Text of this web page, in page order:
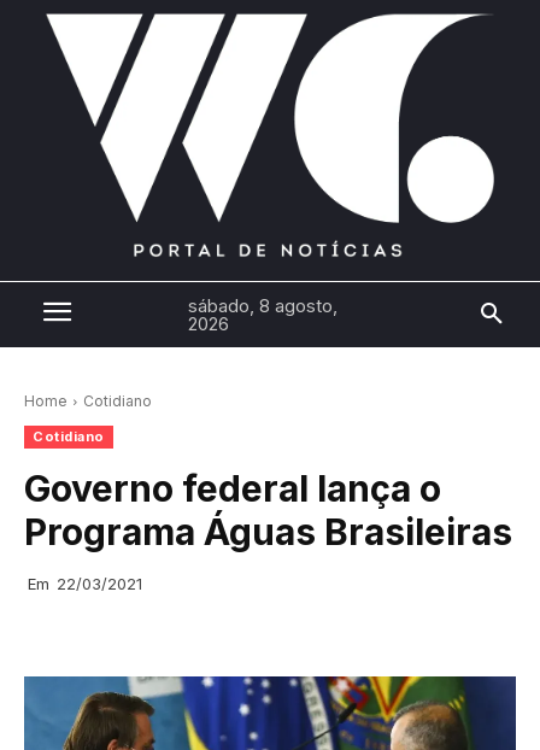
sábado, 8 agosto,
2026
Home Cotidiano
Cotidiano
Governo federal lança o
Programa Águas Brasileiras
Em 22/03/2021